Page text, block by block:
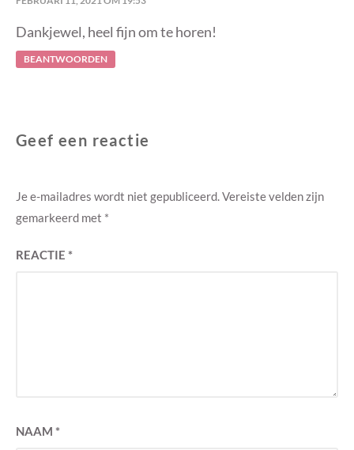
Dankjewel, heel fijn om te horen!
BEANTWOORDEN
Geef een reactie
Je e-mailadres wordt niet gepubliceerd.Vereiste velden zijn
gemarkeerd met *
REACTIE *
NAAM *